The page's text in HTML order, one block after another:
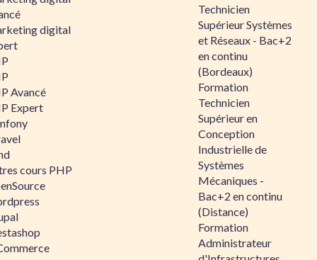
digital
Avancé
Expert
cours PHP
Technicien
Supérieur Systèmes
et Réseaux - Bac+2
en continu
(Bordeaux)
Formation
Technicien
Supérieur en
Conception
Industrielle de
Systèmes
Mécaniques -
Bac+2 en continu
(Distance)
Formation
Administrateur